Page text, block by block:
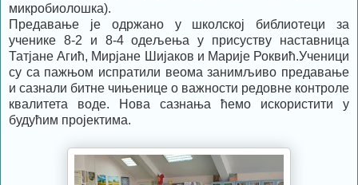
микробиолошка).
Предавање је одржано у школској библиотеци за
ученике 8-2 и 8-4 одељења у присуству наставница
Татјане Агић, Мирјане Шијаков и Марије Роквић.Ученици
су са пажњом испратили веома занимљиво предавање
и сазнали битне чињенице о важности редовне контроле
квалитета воде. Нова сазнања ћемо искористити у
будућим пројектима.